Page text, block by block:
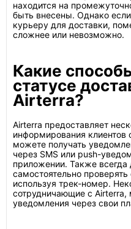
находится на
быть внесены. Однако
курьеру для доставки,
сложнее или невозможно.
Какие
статусе
Airterra?
Airterra предоставляет
информирования клиентов
можете получать
через SMS или push-
приложении. Также всегда
самостоятельно
используя трек-номер.
сотрудничающие с Airterra,
уведомления через свои